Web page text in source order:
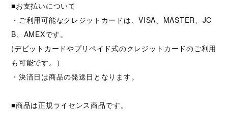
■お支払いについて
・ご利用可能なクレジットカードは、VISA、MASTER、JC
B、AMEXです。
(デビットカードやプリペイド式のクレジットカードのご利用
も可能です。）
・決済日は商品の発送日となります。
■商品は正規ライセンス商品です。